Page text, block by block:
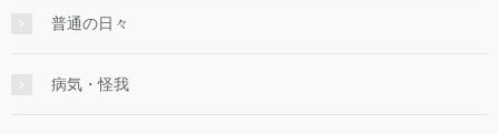
普通の日々
病気・怪我